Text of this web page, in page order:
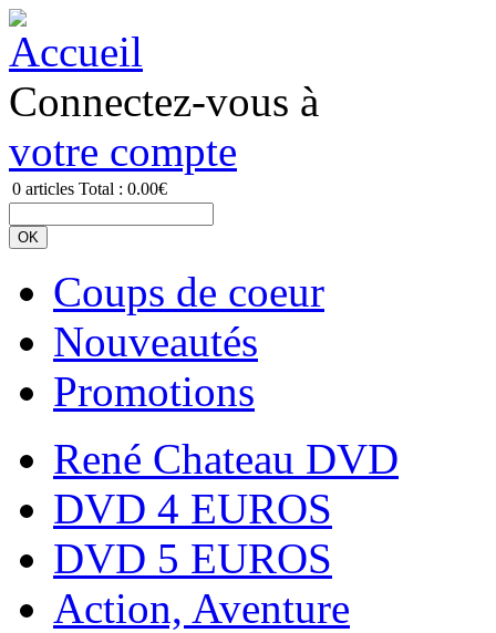
Connectez-vous à
votre compte
0 articles Total : 0.00€
Coups de coeur
Nouveautés
Promotions
René Chateau DVD
DVD 4 EUROS
DVD 5 EUROS
Action, Aventure